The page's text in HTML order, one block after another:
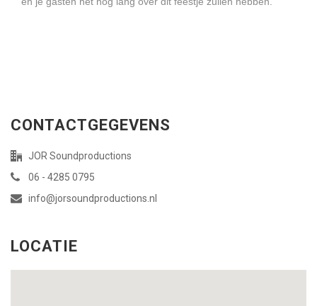
CONTACTGEGEVENS
JOR Soundproductions
06 - 4285 0795
info@jorsoundproductions.nl
LOCATIE